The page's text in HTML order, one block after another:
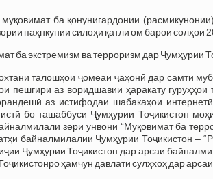
ба қонунигардонии
паҳнкунии силоҳи қатли ом барои солҳои
ба экстремизм ва терроризм дар Ҷумҳурии
талошҳои ҷомеаи ҷаҳонӣ дар самти
пешгирӣ аз воридшавии ҳаракату
аз истифодаи шабакаҳои
бо ташаббуси Ҷумҳурии Тоҷикистон
зери унвони “Муқовимат ба
байналмилалии Ҷумҳурии Тоҷикистон –
Ҷумҳурии Тоҷикистон дар арсаи
ҳамчун давлати сулҳхоҳ дар